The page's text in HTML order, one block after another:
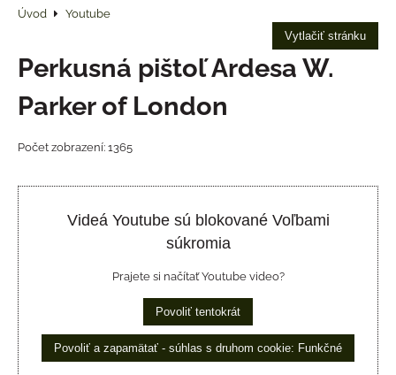
Úvod
Youtube
Vytlačiť stránku
Perkusná pištoľ Ardesa W.
Parker of London
Počet zobrazení: 1365
Videá Youtube sú blokované Voľbami
súkromia
Prajete si načítať Youtube video?
Povoliť tentokrát
Povoliť a zapamätať - súhlas s druhom cookie: Funkčné